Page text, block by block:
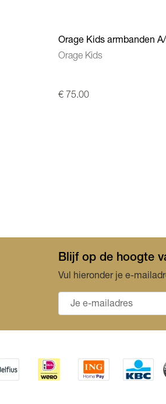
Orage Kids armbanden
Orage Kids
€ 75.00
Blijf op de hoogte
Vul hieronder je e-